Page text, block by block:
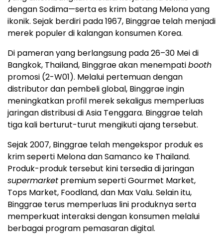
dengan Sodima—serta es krim batang Melona yang
ikonik. Sejak berdiri pada 1967, Binggrae telah menjadi
merek populer di kalangan konsumen Korea.
Di pameran yang berlangsung pada 26–30 Mei di
Bangkok, Thailand, Binggrae akan menempatibooth
promosi (2-W01). Melalui pertemuan dengan
distributor dan pembeli global, Binggrae ingin
meningkatkan profil merek sekaligus memperluas
jaringan distribusi di Asia Tenggara. Binggrae telah
tiga kali berturut-turut mengikuti ajang tersebut.
Sejak 2007, Binggrae telah mengekspor produk es
krim seperti Melona dan Samanco ke Thailand.
Produk-produk tersebut kini tersedia di jaringan
supermarket premium seperti Gourmet Market,
Tops Market, Foodland, dan Max Valu. Selain itu,
Binggrae terus memperluas lini produknya serta
memperkuat interaksi dengan konsumen melalui
berbagai program pemasaran digital.